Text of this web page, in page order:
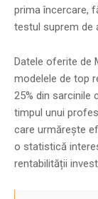
prima încercare,
testul suprem de
Datele oferite de
modelele de top
25% din sarcinile
timpul unui
care urmărește
o statistică
rentabilității